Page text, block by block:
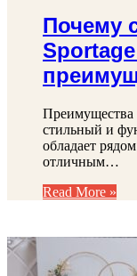
Почему
Преимущества
стильный и
обладает
отличным…
Read More »